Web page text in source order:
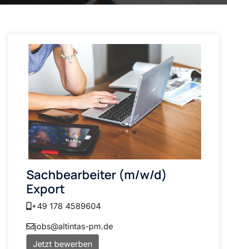
Sachbearbeiter (m/w/d)
Export
+49 178 4589604
jobs@altintas-pm.de
Jetzt bewerben